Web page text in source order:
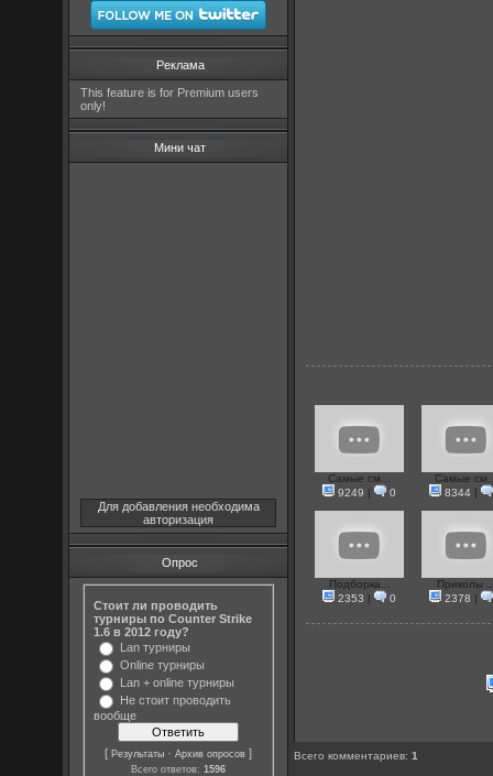
Реклама
This feature is for Premium users
only!
Мини чат
Для добавления необходима
авторизация
Опрос
Стоит ли проводить
турниры по Counter Strike
1.6 в 2012 году?
Lan турниры
Online турниры
Lan + online турниры
Не стоит проводить
вообще
[Результаты ·Архив опросов ]
Всего ответов:1596
Самые см...
9249 | 0
Самые
8344 |
Подборка...
2353 | 0
Приколы
2378 |
Всего комментариев:1